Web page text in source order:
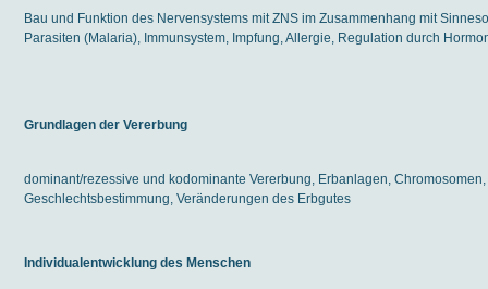
Bau und Funktion des Nervensystems mit ZNS im Zusammenhang mit
Parasiten (Malaria), Immunsystem, Impfung, Allergie, Regulation durch
Grundlagen der Vererbung
dominant/rezessive und kodominante Vererbung, Erbanlagen,
Geschlechtsbestimmung, Veränderungen des Erbgutes
Individualentwicklung des Menschen